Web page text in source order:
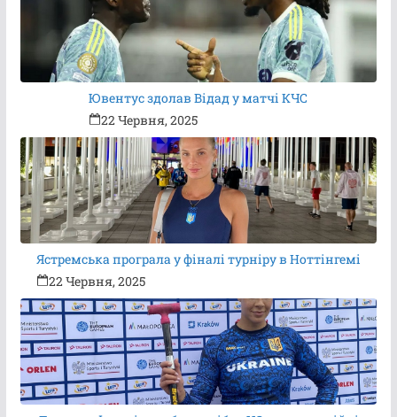
Ювентус здолав Відад у матчі КЧС
22 Червня, 2025
Ястремська програла у фіналі турніру в Ноттінгемі
22 Червня, 2025